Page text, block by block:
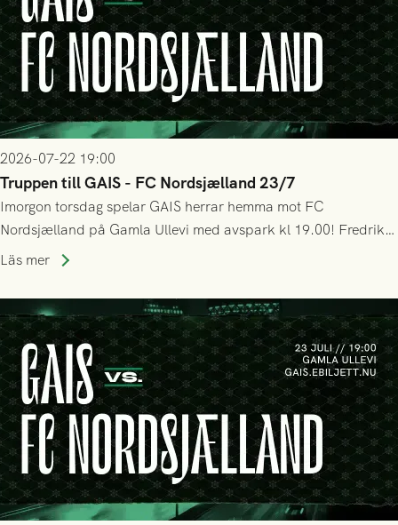
2026-07-22 19:00
Truppen till GAIS - FC Nordsjælland 23/7
Imorgon torsdag spelar GAIS herrar hemma mot FC
Nordsjælland på Gamla Ullevi med avspark kl 19.00! Fredrik
Holmberg och ledarstaben har tagit ut följande trupp till
Läs mer